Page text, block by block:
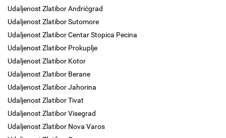
Udaljenost Zlatibor Andrićgrad
Udaljenost Zlatibor Sutomore
Udaljenost Zlatibor Centar Stopica Pecina
Udaljenost Zlatibor Prokuplje
Udaljenost Zlatibor Kotor
Udaljenost Zlatibor Berane
Udaljenost Zlatibor Jahorina
Udaljenost Zlatibor Tivat
Udaljenost Zlatibor Visegrad
Udaljenost Zlatibor Nova Varos